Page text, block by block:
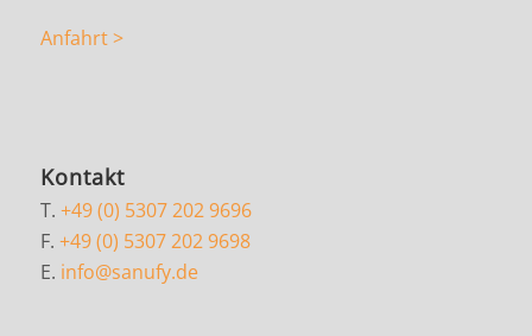
Anfahrt >
Kontakt
T. +49 (0) 5307 202 9696
F. +49 (0) 5307 202 9698
E. info@sanufy.de